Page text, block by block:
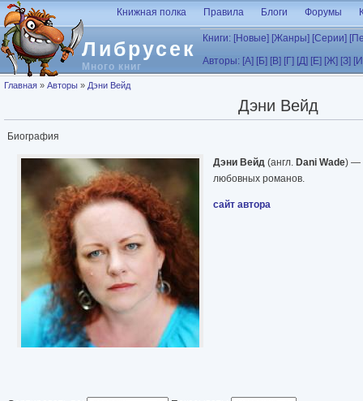
Перейти к основному содержанию
Либрусек
Много книг
Книжная полка Правила Блоги Форумы
Книги: [Новые] [Жанры] [Серии]
Авторы: [А] [Б] [В] [Г] [Д] [Е] [Ж] [З]
Вы здесь
Главная » Авторы » Дэни Вейд
Дэни Вейд
Биография
Дэни Вейд (англ. Dani Wade) —
любовных романов.
сайт автора